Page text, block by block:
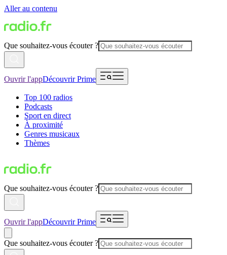
Aller au contenu
Que souhaitez-vous écouter ?
Ouvrir l'appDécouvrir Prime
Top 100 radios
Podcasts
Sport en direct
À proximité
Genres musicaux
Thèmes
Que souhaitez-vous écouter ?
Ouvrir l'appDécouvrir Prime
Que souhaitez-vous écouter ?